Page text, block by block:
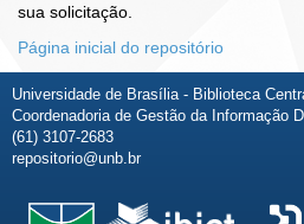
sua solicitação.
Página inicial do repositório
Universidade de Brasília - Biblioteca
Coordenadoria de Gestão da Informação
(61) 3107-2683
repositorio@unb.br